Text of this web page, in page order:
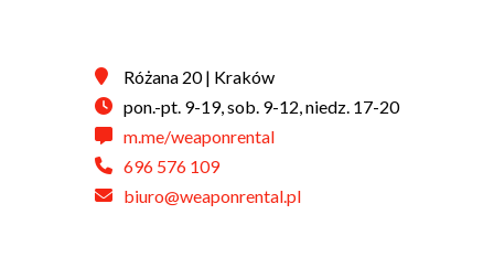
Różana 20 | Kraków
pon.-pt. 9-19, sob. 9-12, niedz. 17-20
m.me/weaponrental
696 576 109
biuro@weaponrental.pl